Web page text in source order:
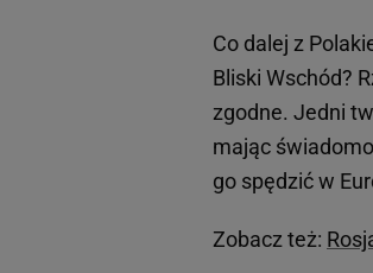
Co dalej z
Bliski Wschód?
zgodne. Jedni
mając
go spędzić w
Zobacz też: